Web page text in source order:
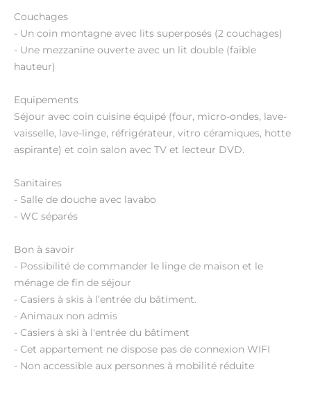
Couchages
- Un coin montagne avec lits superposés (2 couchages)
- Une mezzanine ouverte avec un lit double (faible
hauteur)
Equipements
Séjour avec coin cuisine équipé (four, micro-ondes, lave-
vaisselle, lave-linge, réfrigérateur, vitro céramiques, hotte
aspirante) et coin salon avec TV et lecteur DVD.
Sanitaires
- Salle de douche avec lavabo
- WC séparés
Bon à savoir
- Possibilité de commander le linge de maison et le
ménage de fin de séjour
- Casiers à skis à l’entrée du bâtiment.
- Animaux non admis
- Casiers à ski à l'entrée du bâtiment
- Cet appartement ne dispose pas de connexion WIFI
- Non accessible aux personnes à mobilité réduite